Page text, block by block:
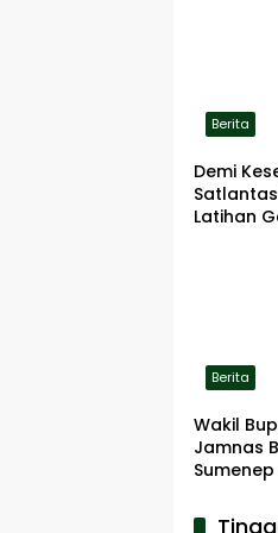
Berita
Demi
Latihan
Berita
Wakil
Jamnas